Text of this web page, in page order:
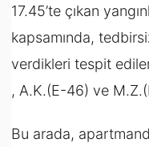
17.45’te çıkan
kapsamında,
verdikleri tespit
, A.K.(E-46) ve
Bu arada,